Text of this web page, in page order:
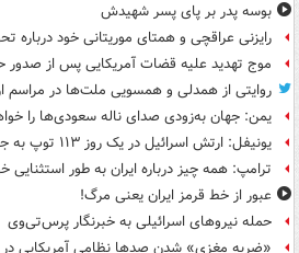
بوسه‌ پدر بر پای پسر شهیدش
رایزنی عراقچی و همتای موریتانی خود درباره
موج تهدید علیه قضات آمریکایی پس از صدور
روایتی از همدلی و همسویی ملت‌ها در مراسم
یمن: جهان به‌زودی صدای ناله سعودی‌ها را
یونیفل: ارتش اسرائیل در یک روز ۱۱۳ توپ به جنوب لبنان شلیک کرده است
ترامپ: همه چیز درباره ایران به طور
عبور از خط قرمز ایران یعنی مرگ!
حمله نیروهای اسرائیلی به خبرنگار پرس‌تی‌وی
«ضربه مغزی» شدن صدها نظامی آمریکایی در